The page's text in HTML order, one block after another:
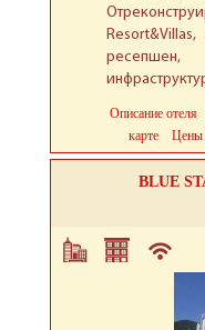
Описание отеля
карте
Цены
BLUE